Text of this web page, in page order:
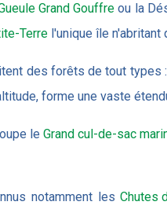
Grand Gouffre ou la
Terre l'unique île n'abritant
des forêts de tout types
forme une vaste
leGrand cul-de-sac
notamment lesChutes